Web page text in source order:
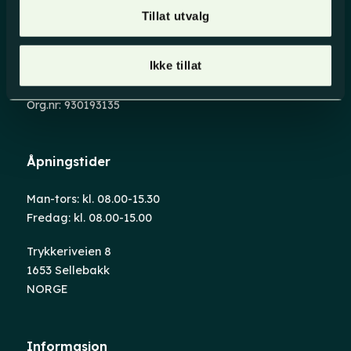
Tillat utvalg
Ikke tillat
Org.nr: 930193135
Åpningstider
Man-tors: kl. 08.00-15.30
Fredag: kl. 08.00-15.00
Trykkeriveien 8
1653 Sellebakk
NORGE
Informasjon